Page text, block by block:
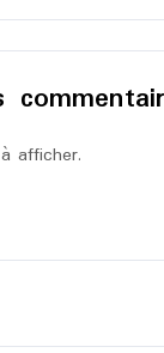
afficher.